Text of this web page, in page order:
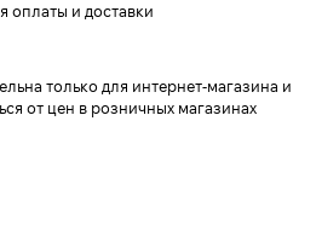
оплаты и доставки
только для интернет-магазина и
от цен в розничных магазинах